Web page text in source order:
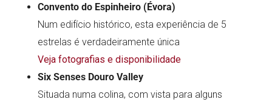
Convento do Espinheiro (Évora)
Num edifício histórico, esta experiência de 5
estrelas é verdadeiramente única
Veja fotografias e disponibilidade
Six Senses Douro Valley
Situada numa colina, com vista para alguns